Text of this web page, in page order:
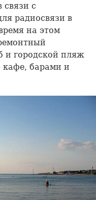
с
радиосвязи в
на этом
и городской пляж
кафе, барами и